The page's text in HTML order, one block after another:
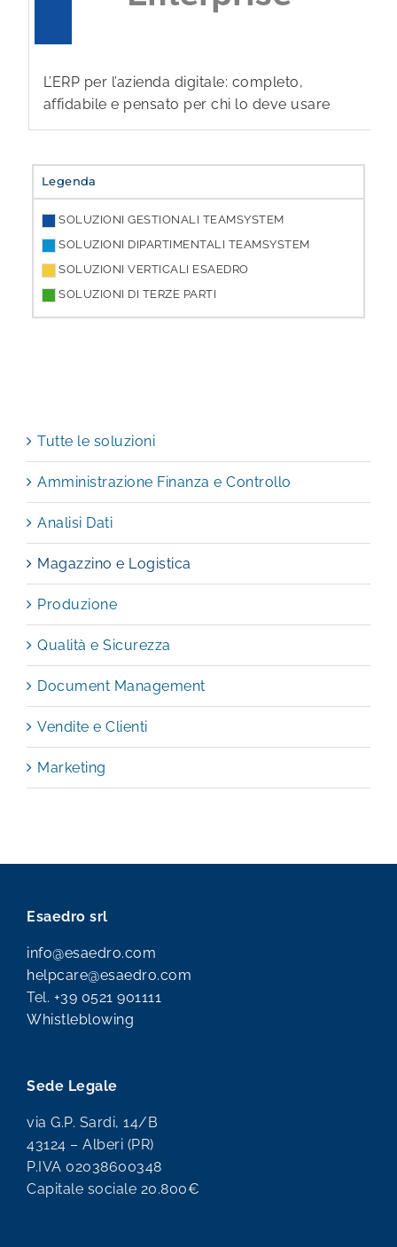
L’ERP per l’azienda digitale: completo,
affidabile e pensato per chi lo deve usare
Legenda
SOLUZIONI GESTIONALI TEAMSYSTEM
SOLUZIONI DIPARTIMENTALI TEAMSYSTEM
SOLUZIONI VERTICALI ESAEDRO
SOLUZIONI DI TERZE PARTI
Tutte le soluzioni
Amministrazione Finanza e Controllo
Analisi Dati
Magazzino e Logistica
Produzione
Qualità e Sicurezza
Document Management
Vendite e Clienti
Marketing
Esaedro srl
info@esaedro.com
helpcare@esaedro.com
Tel. +39 0521 901111
Whistleblowing
Sede Legale
via G.P. Sardi, 14/B
43124 – Alberi (PR)
P.IVA 02038600348
Capitale sociale 20.800€